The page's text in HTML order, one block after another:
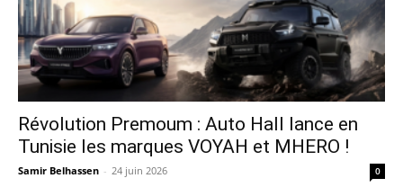
Révolution Premoum : Auto Hall lance en
Tunisie les marques VOYAH et MHERO !
Samir Belhassen - 24 juin 2026 0